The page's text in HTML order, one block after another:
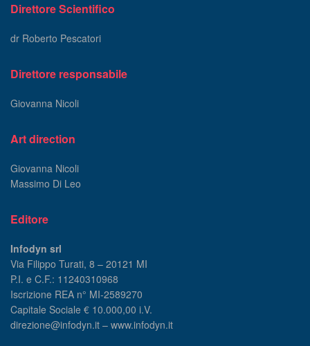
Direttore Scientifico
dr Roberto Pescatori
Direttore responsabile
Giovanna Nicoli
Art direction
Giovanna Nicoli
Massimo Di Leo
Editore
Infodyn srl
Via Filippo Turati, 8 – 20121 MI
P.I. e C.F.: 11240310968
Iscrizione REA n° MI-2589270
Capitale Sociale € 10.000,00 i.V.
direzione@infodyn.it – www.infodyn.it